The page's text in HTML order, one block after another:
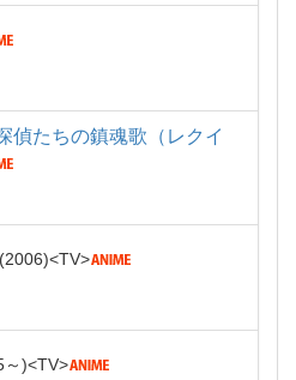
たちの鎮魂歌（レクイ
2006 TV
TV